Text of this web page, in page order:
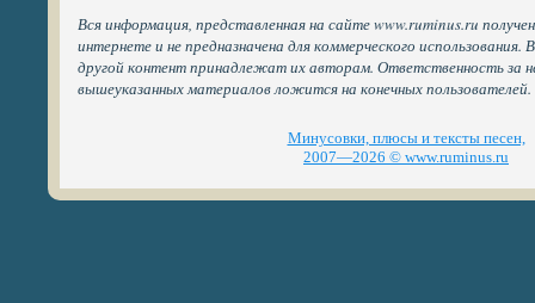
Вся информация, представленная на сайте www.ruminus.ru
интернете и не предназначена для коммерческого
другой контент принадлежат их авторам. Ответственность за
вышеуказанных материалов ложится на конечных пользователей.
Минусовки, плюсы и тексты песен,
2007—2026 © www.ruminus.ru